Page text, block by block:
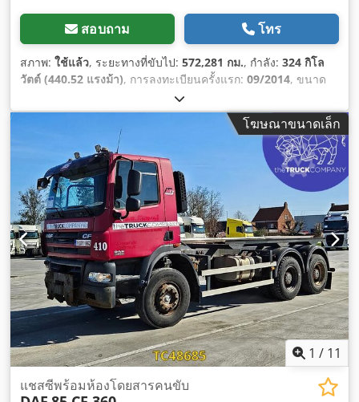
สอบถาม โทร
สภาพ: ใช้แล้ว, ระยะทางที่ขับไป: 572,281 กม., กำลัง: 324 กิโล
วัตต์ (440.52 แรงม้า), การลงทะเบียนครั้งแรก: 09/2014, ขนาด
, การกำหนดค่าของเพลา:
โดยสารคนขับ:ห้องโดยสารนอน, ประเภทเกียร์:อัตโนมัติ, ระดับ
ยูโร 6 เหล็ก-อากาศ, ปีที่ผลิต: 2014,
กระจกมองข้างปรับไฟฟ้า, การปรับหน้าต่างไฟฟ้า, ระบบ
ควบคุมความเร็วอัตโนมัติ, ระบบล็อกกลาง, เครื่องทำความร้อน
ขณะจอดรถ, เอบีเอส,
โฆษณาขนาดเล็ก
1 / 11
แชสซีพร้อมห้องโดยสารคนขับ